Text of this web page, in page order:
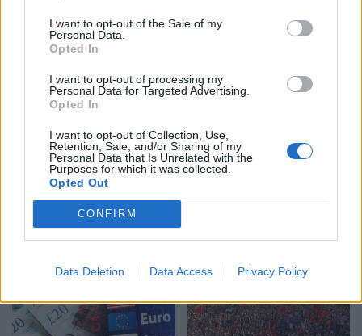
I want to opt-out of the Sale of my
Personal Data.
Opted In
I want to opt-out of processing my
Personal Data for Targeted Advertising.
Opted In
I want to opt-out of Collection, Use,
Retention, Sale, and/or Sharing of my
Personal Data that Is Unrelated with the
Purposes for which it was collected.
Opted Out
CONFIRM
Data Deletion Data Access Privacy Policy
Irani dhe Omani bien
dakord për një korridor në
Ngushticën e Hormuzit,
përfundimtare
Divjaka në protestë/
mbështetjen e deputetëve